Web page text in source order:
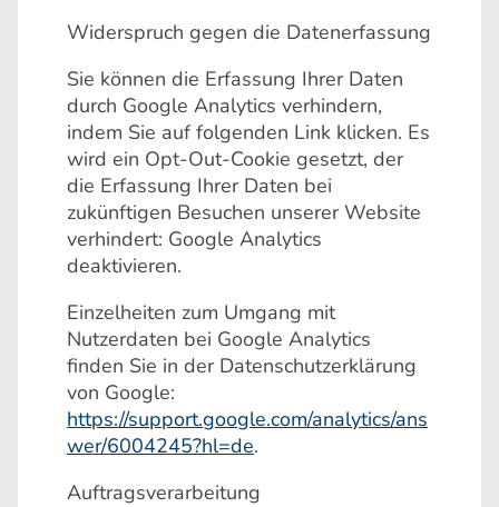
Widerspruch gegen die Datenerfassung
Sie können die Erfassung Ihrer Daten
durch Google Analytics verhindern,
indem Sie auf folgenden Link klicken. Es
wird ein Opt-Out-Cookie gesetzt, der
die Erfassung Ihrer Daten bei
zukünftigen Besuchen unserer Website
verhindert: Google Analytics
deaktivieren.
Einzelheiten zum Umgang mit
Nutzerdaten bei Google Analytics
finden Sie in der Datenschutzerklärung
von Google:
https://support.google.com/analytics/ans
wer/6004245?hl=de.
Auftragsverarbeitung